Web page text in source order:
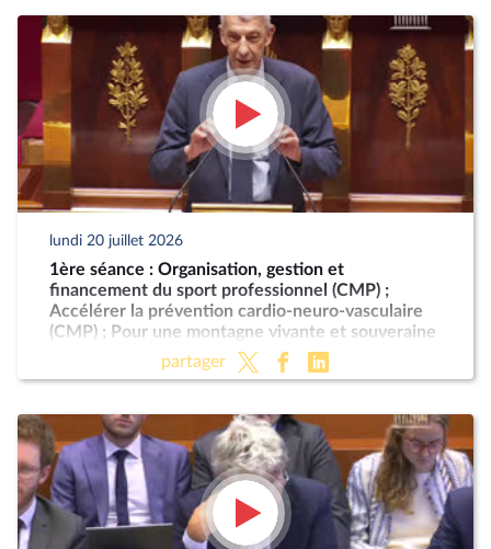
lundi 20 juillet 2026
1ère séance : Organisation, gestion et
financement du sport professionnel (CMP) ;
Accélérer la prévention cardio-neuro-vasculaire
(CMP) ; Pour une montagne vivante et souveraine
partager